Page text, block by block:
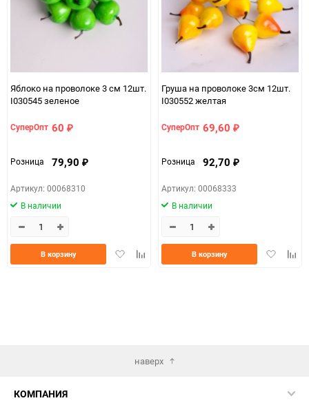
Яблоко на проволоке 3 см 12шт.
I030545 зеленое
СуперОпт 60 ₽
Розница 79,90 ₽
Артикул: 00068310
В наличии
ДобавитьДобавить
В корзину
Груша на проволоке 3см 12шт.
I030552 желтая
СуперОпт 69,60 ₽
Розница 92,70 ₽
Артикул: 00068333
В наличии
Добавить
В корзину
наверх
КОМПАНИЯ